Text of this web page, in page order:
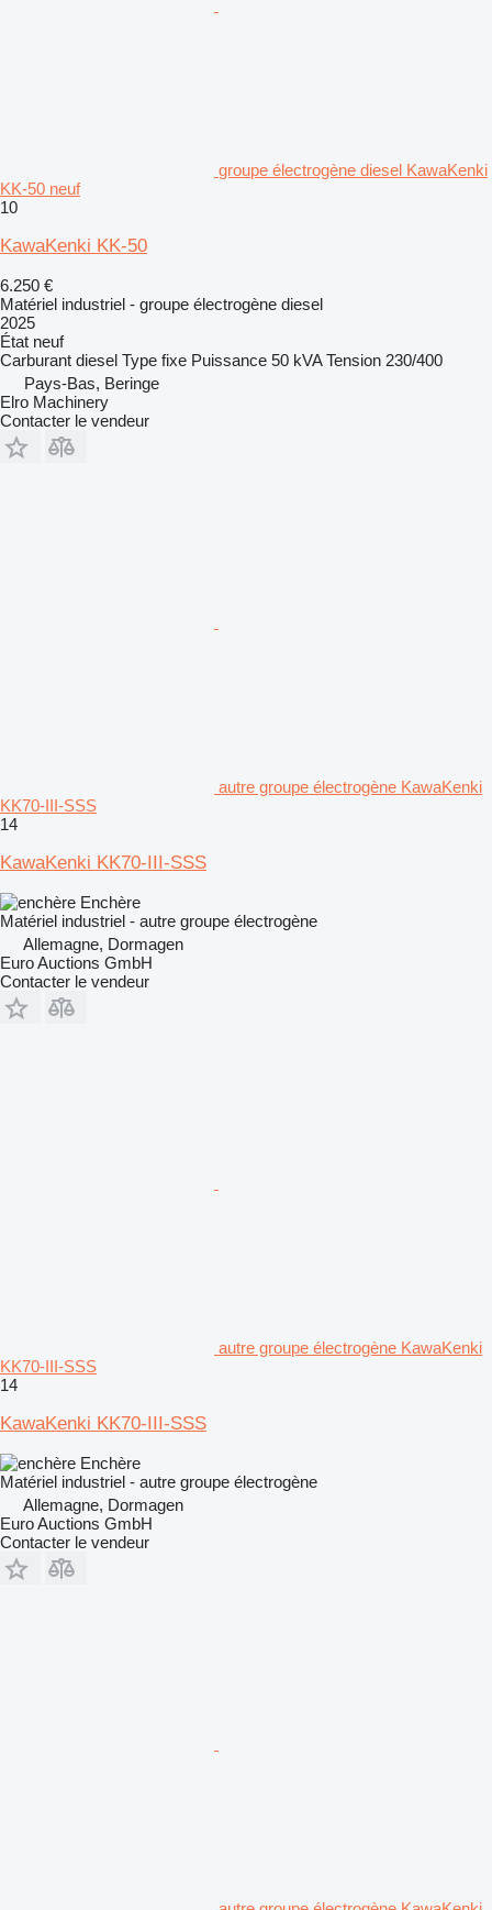
groupe électrogène diesel KawaKenki
KK-50 neuf
10
KawaKenki KK-50
6.250 €
Matériel industriel - groupe électrogène diesel
2025
État neuf
Carburant diesel Type fixe Puissance 50 kVA Tension 230/400
Pays-Bas, Beringe
Elro Machinery
Contacter le vendeur
autre groupe électrogène KawaKenki
KK70-III-SSS
14
KawaKenki KK70-III-SSS
Enchère
Matériel industriel - autre groupe électrogène
Allemagne, Dormagen
Euro Auctions GmbH
Contacter le vendeur
autre groupe électrogène KawaKenki
KK70-III-SSS
14
KawaKenki KK70-III-SSS
Enchère
Matériel industriel - autre groupe électrogène
Allemagne, Dormagen
Euro Auctions GmbH
Contacter le vendeur